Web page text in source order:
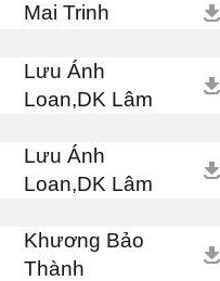
Mai Trinh
Lưu Ánh
Loan,DK Lâm
Lưu Ánh
Loan,DK Lâm
Khương Bảo
Thành